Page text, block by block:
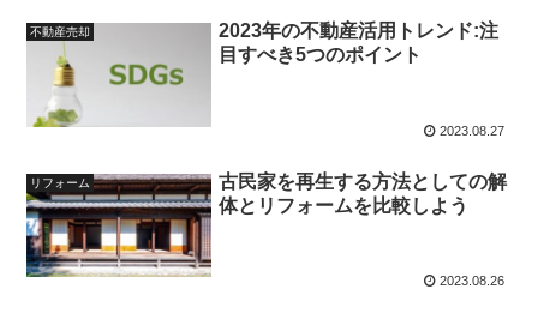
不動産売却
2023年の不動産活用トレンド:注
目すべき5つのポイント
2023.08.27
リフォーム
古民家を再生する方法としての解
体とリフォームを比較しよう
2023.08.26